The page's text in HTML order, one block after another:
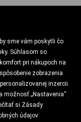
sme vám poskytli čo
Súhlasom so
pri nákupoch na
zobrazenia
inzercii.
možnosť „Nastavenia“.
si Zásady
údajov